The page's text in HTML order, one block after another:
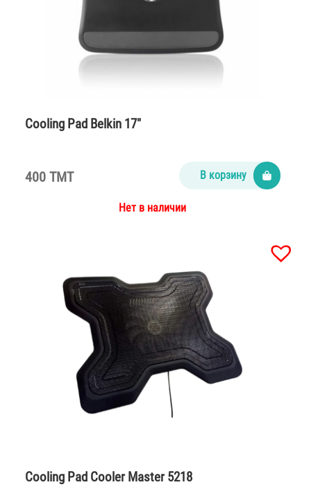
Cooling Pad Belkin 17″
400 TMT В корзину
Нет в наличии
Cooling Pad Cooler Master 5218